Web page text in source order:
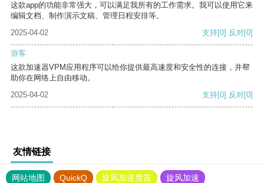
这款app的功能非常强大，可以满足我所有的工作需求。我可以使用它来
编辑文档、制作演示文稿、管理日程安排等。
2025-04-02
支持[0] 反对[0]
游客
这款加速器VPM应用程序可以给你提供最高速度和安全性的连接，并帮
助你在网络上自由移动。
2025-04-02
支持[0] 反对[0]
友情链接
网站地图 QuickQ 旋风加速度器
旋风加速